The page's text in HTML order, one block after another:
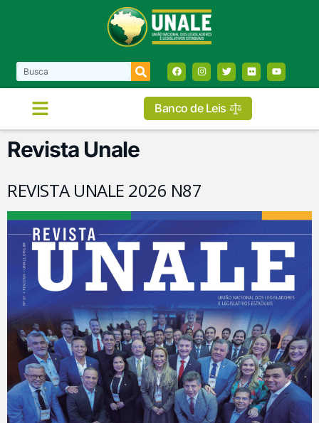
Banco de Leis
Revista Unale
REVISTA UNALE 2026 N87